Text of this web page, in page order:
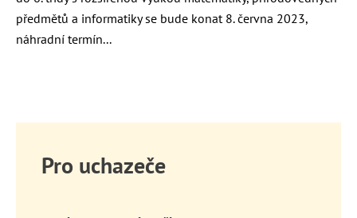
předmětů a informatiky se bude konat 8. června 2023,
náhradní termín...
Pro uchazeče